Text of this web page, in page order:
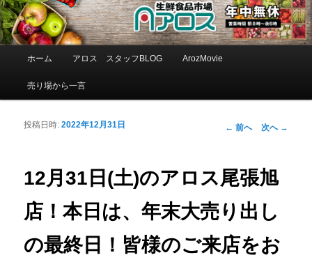
メインコンテンツへ移動
サブコンテンツへ移動
ホーム アロス スタッフBLOG ArozMovie
売り場から一言
投稿ナビゲーシ
← 前へ 次へ →
12月31日(土)のアロス尾張旭
店！本日は、年末大売り出し
の最終日！皆様のご来店をお
投稿日時:2022年12月31日